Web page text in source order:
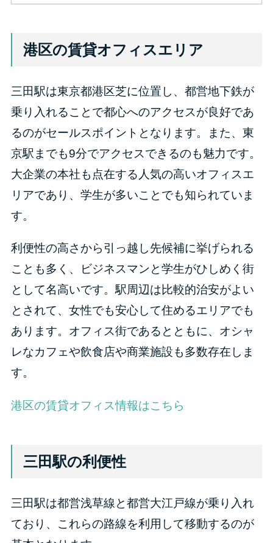
港区の賃貸オフィスエリア
三田駅は東京都港区芝に位置し、都営地下鉄が
乗り入れることで都心へのアクセスが良好であ
るのがセールスポイントとなります。また、東
京駅までも9分でアクセスできるのも魅力です。
大企業の本社も点在する人気の高いオフィスエ
リアであり、学生が多いことでも知られていま
す。
利便性の高さから引っ越し先候補に挙げられる
ことも多く、ビジネスマンと学生がひしめく街
として名高いです。駅周辺は比較的治安がよい
とされて、女性でも安心して住めるエリアでも
あります。オフィス街であるとともに、オシャ
レなカフェや飲食店や商業施設も多数存在しま
す。
港区の賃貸オフィス情報はこちら
三田駅の利便性
三田駅は都営浅草線と都営大江戸線が乗り入れ
ており、これらの路線を利用して移動するのが